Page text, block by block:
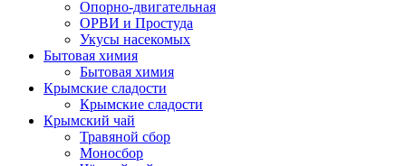
Опорно-двигательная
ОРВИ и Простуда
Укусы насекомых
Бытовая химия
Бытовая химия
Крымские сладости
Крымские сладости
Крымский чай
Травяной сбор
Моносбор